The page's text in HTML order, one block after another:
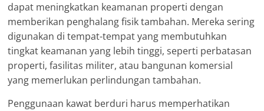
dapat meningkatkan keamanan properti dengan
memberikan penghalang fisik tambahan. Mereka sering
digunakan di tempat-tempat yang membutuhkan
tingkat keamanan yang lebih tinggi, seperti perbatasan
properti, fasilitas militer, atau bangunan komersial
yang memerlukan perlindungan tambahan.
Penggunaan kawat berduri harus memperhatikan